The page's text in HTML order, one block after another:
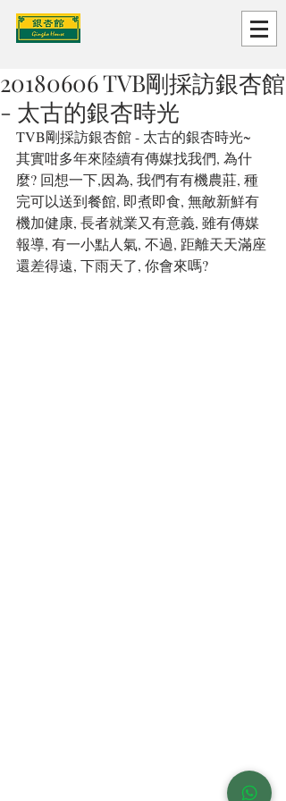
20180606 TVB剛採訪銀杏館
- 太古的銀杏時光
TVB剛採訪銀杏館 - 太古的銀杏時光~
其實咁多年來陸續有傳媒找我們, 為什
麼? 回想一下,因為, 我們有有機農莊, 種
完可以送到餐館, 即煮即食, 無敵新鮮有
機加健康, 長者就業又有意義, 雖有傳媒
報導, 有一小點人氣, 不過, 距離天天滿座
還差得遠, 下雨天了, 你會來嗎?